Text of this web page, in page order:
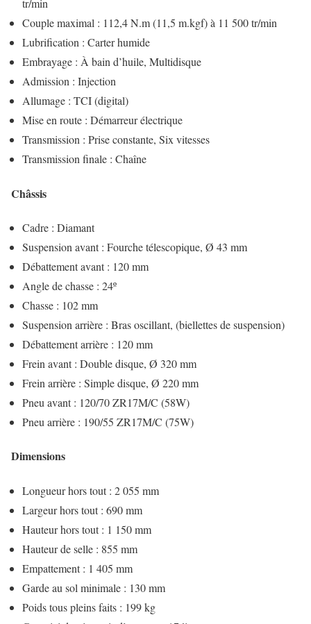
tr/min
Couple maximal : 112,4 N.m (11,5 m.kgf) à 11 500 tr/min
Lubrification : Carter humide
Embrayage : À bain d’huile, Multidisque
Admission : Injection
Allumage : TCI (digital)
Mise en route : Démarreur électrique
Transmission : Prise constante, Six vitesses
Transmission finale : Chaîne
Châssis
Cadre : Diamant
Suspension avant : Fourche télescopique, Ø 43 mm
Débattement avant : 120 mm
Angle de chasse : 24º
Chasse : 102 mm
Suspension arrière : Bras oscillant, (biellettes de suspension)
Débattement arrière : 120 mm
Frein avant : Double disque, Ø 320 mm
Frein arrière : Simple disque, Ø 220 mm
Pneu avant : 120/70 ZR17M/C (58W)
Pneu arrière : 190/55 ZR17M/C (75W)
Dimensions
Longueur hors tout : 2 055 mm
Largeur hors tout : 690 mm
Hauteur hors tout : 1 150 mm
Hauteur de selle : 855 mm
Empattement : 1 405 mm
Garde au sol minimale : 130 mm
Poids tous pleins faits : 199 kg